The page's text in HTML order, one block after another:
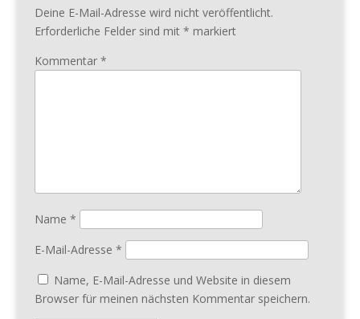
Deine E-Mail-Adresse wird nicht veröffentlicht.
Erforderliche Felder sind mit * markiert
Kommentar *
Name *
E-Mail-Adresse *
Name, E-Mail-Adresse und Website in diesem
Browser für meinen nächsten Kommentar speichern.